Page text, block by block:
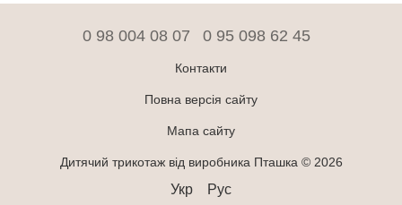
0 98 004 08 07 0 95 098 62 45
Контакти
Повна версія сайту
Мапа сайту
Дитячий трикотаж від виробника Пташка © 2026
Укр Рус